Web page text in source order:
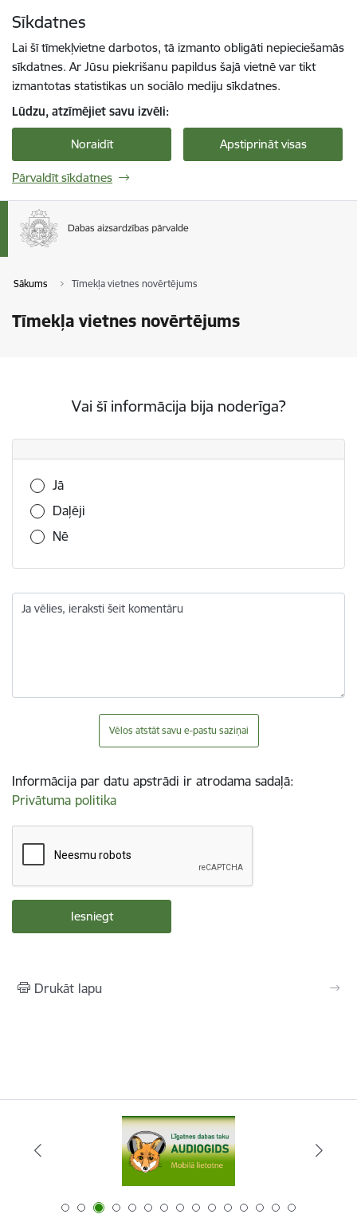
Sīkdatnes
Lai šī tīmekļvietne darbotos, tā izmanto obligāti nepieciešamās
sīkdatnes. Ar Jūsu piekrišanu papildus šajā vietnē var tikt
izmantotas statistikas un sociālo mediju sīkdatnes.
Lūdzu, atzīmējiet savu izvēli:
Noraidīt Apstiprināt visas
Pārvaldīt sīkdatnes
Sākums Tīmekļa vietnes novērtējums
Tīmekļa vietnes novērtējums
Vai šī informācija bija noderīga?
Vai šī informācija bija noderīga?
Jā
Daļēji
Nē
Ja vēlies, ieraksti šeit komentāru
Vēlos atstāt savu e-pastu saziņai
Informācija par datu apstrādi ir atrodama sadaļā:
Privātuma politika
Drukāt lapu